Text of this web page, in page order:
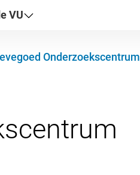
VU
Onderzoekscentrum